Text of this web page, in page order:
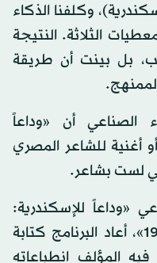
وكلفنا الذكاء
الثلاثة. النتيجة
بل بينت أن طريقة
الصناعي أن «وداعاً
أغنية للشاعر المصري
لست بشاعر.
«وداعاً للإسكندرية:
تأريخ شاهد للفترة 1939 - 1960»، أعاد البرنامج كتابة
المؤلف انطباعاته